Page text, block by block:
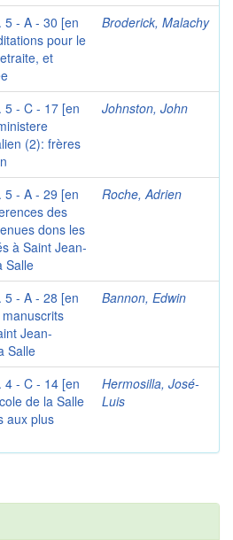
5 - A - 30 [en
pour le
et
Broderick, Malachy
5 - C - 17 [en
(2): frères
Johnston, John
5 - A - 29 [en
des
dons les
à Saint Jean-
Salle
Roche, Adrien
5 - A - 28 [en
Jean-
Salle
Bannon, Edwin
4 - C - 14 [en
de la Salle
aux plus
Hermosilla, José-
Luis